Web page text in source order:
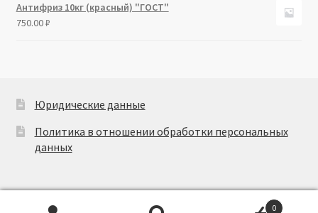
Антифриз 10кг (красный) "ГОСТ"
750.00₽
Юридические данные
Политика в отношении обработки персональных
данных
0